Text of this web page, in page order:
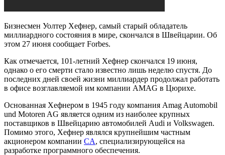
Бизнесмен Уолтер Хефнер, самый старый обладатель
миллиардного состояния в мире, скончался в Швейцарии. Об
этом 27 июня сообщает Forbes.
Как отмечается, 101-летний Хефнер скончался 19 июня,
однако о его смерти стало известно лишь неделю спустя. До
последних дней своей жизни миллиардер продолжал работать
в офисе возглавляемой им компании AMAG в Цюрихе.
Основанная Хефнером в 1945 году компания Amag Automobil
und Motoren AG является одним из наиболее крупных
поставщиков в Швейцарию автомобилей Audi и Volkswagen.
Помимо этого, Хефнер являлся крупнейшим частным
акционером компании CA, специализирующейся на
разработке программного обеспечения.